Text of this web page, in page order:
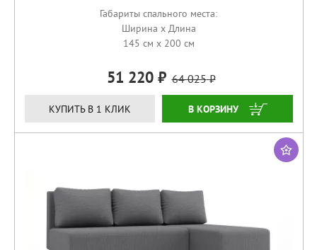
Габариты спального места:
Ширина x Длина
145 см x 200 см
51 220 64 025
КУПИТЬ В 1 КЛИК ЗАКАЗАТЬ